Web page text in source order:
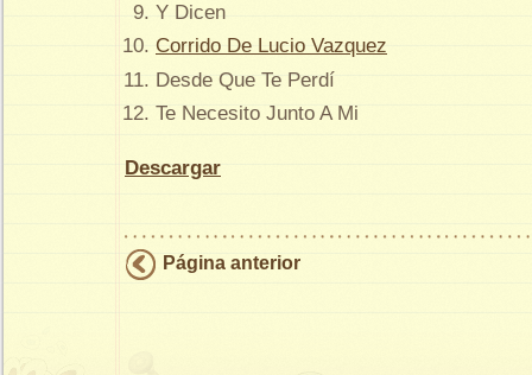
Y Dicen
Corrido De Lucio Vazquez
Desde Que Te Perdí
Te Necesito Junto A Mi
Descargar
Página anterior